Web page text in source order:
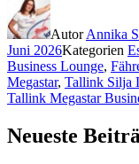
AutorAnnika
Juni 2026Kategorien
Business Lounge,
Megastar, Tallink Silja
Tallink Megastar
Neueste